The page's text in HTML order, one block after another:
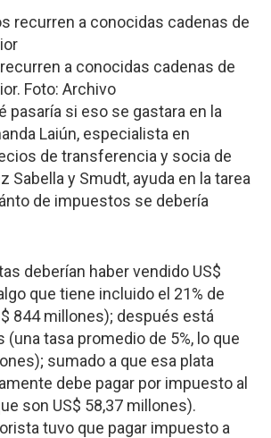
a conocidas cadenas de
Foto: Archivo
pasaría si eso se gastara en la
Laiún, especialista en
de transferencia y socia de
Sabella y Smudt, ayuda en la tarea
de impuestos se debería
deberían haber vendido US$
que tiene incluido el 21% de
844 millones); después está
(una tasa promedio de 5%, lo que
sumado a que esa plata
debe pagar por impuesto al
son US$ 58,37 millones).
tuvo que pagar impuesto a